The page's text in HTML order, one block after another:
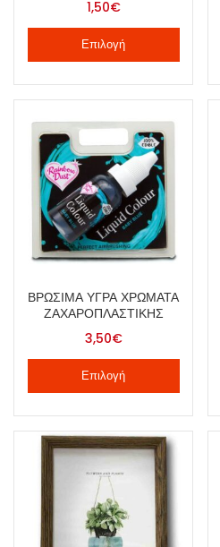
1,50€
Επιλογή
ΒΡΏΣΙΜΑ ΥΓΡΆ ΧΡΏΜΑΤΑ
ΖΑΧΑΡΟΠΛΑΣΤΙΚΉΣ
3,50€
Επιλογή